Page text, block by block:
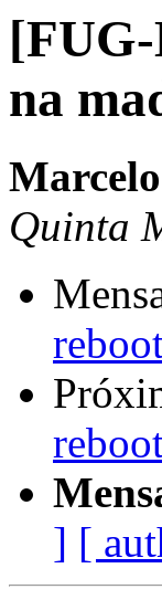
[FUG-
na
Quinta
] [